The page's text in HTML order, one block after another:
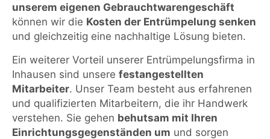
unserem eigenen Gebrauchtwarengeschäft
können wir die Kosten der Entrümpelung senken
und gleichzeitig eine nachhaltige Lösung bieten.
Ein weiterer Vorteil unserer Entrümpelungsfirma in
Inhausen sind unsere festangestellten
Mitarbeiter. Unser Team besteht aus erfahrenen
und qualifizierten Mitarbeitern, die ihr Handwerk
verstehen. Sie gehen behutsam mit Ihren
Einrichtungsgegenständen um und sorgen